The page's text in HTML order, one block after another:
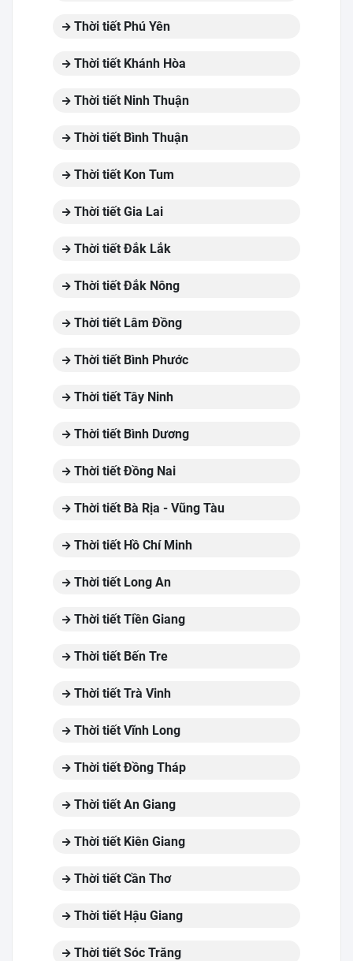
Thời tiết Phú Yên
Thời tiết Khánh Hòa
Thời tiết Ninh Thuận
Thời tiết Bình Thuận
Thời tiết Kon Tum
Thời tiết Gia Lai
Thời tiết Đắk Lắk
Thời tiết Đắk Nông
Thời tiết Lâm Đồng
Thời tiết Bình Phước
Thời tiết Tây Ninh
Thời tiết Bình Dương
Thời tiết Đồng Nai
Thời tiết Bà Rịa - Vũng Tàu
Thời tiết Hồ Chí Minh
Thời tiết Long An
Thời tiết Tiền Giang
Thời tiết Bến Tre
Thời tiết Trà Vinh
Thời tiết Vĩnh Long
Thời tiết Đồng Tháp
Thời tiết An Giang
Thời tiết Kiên Giang
Thời tiết Cần Thơ
Thời tiết Hậu Giang
Thời tiết Sóc Trăng